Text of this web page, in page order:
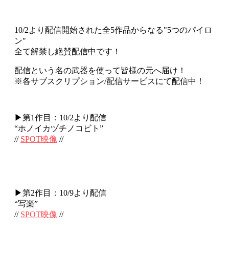
10/2より配信開始された全5作品からなる"5つのパイロ
ン"
全て解禁し絶賛配信中です！
配信という名の武器を使って皆様の元へ届け！
※各サブスクリプション/配信サービスにて配信中！
▶第1作目：10/2より配信
“ホノイカヅチノコビト”
// SPOT映像 //
▶第2作目：10/9より配信
“写楽”
// SPOT映像 //